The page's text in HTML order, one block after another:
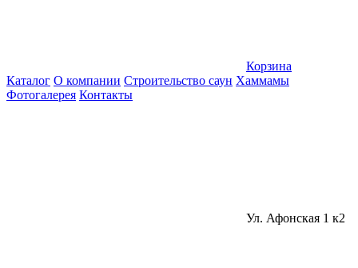
Корзина
Каталог О компании Строительство саун Хаммамы
Фотогалерея Контакты
Ул. Афонская 1 к2